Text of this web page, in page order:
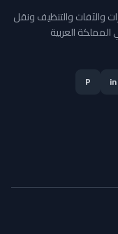
والآفات والتنظيف ونقل
المملكة العربية
in
P